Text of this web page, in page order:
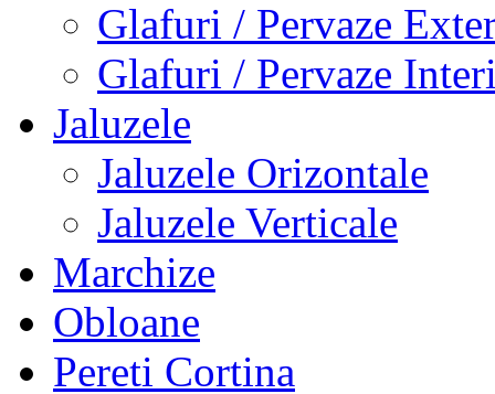
Glafuri / Pervaze
Glafuri / Pervaze
Jaluzele
Jaluzele Orizontale
Jaluzele Verticale
Marchize
Obloane
Pereti Cortina